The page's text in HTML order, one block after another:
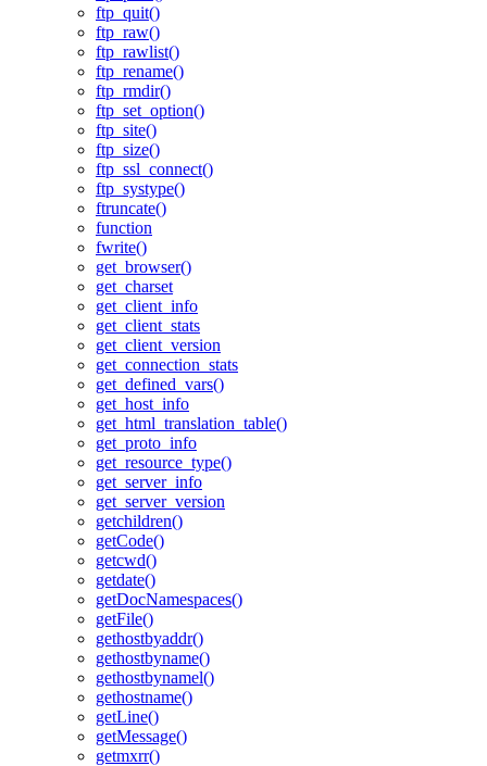
ftp_quit()
ftp_raw()
ftp_rawlist()
ftp_rename()
ftp_rmdir()
ftp_set_option()
ftp_site()
ftp_size()
ftp_ssl_connect()
ftp_systype()
ftruncate()
function
fwrite()
get_browser()
get_charset
get_client_info
get_client_stats
get_client_version
get_connection_stats
get_defined_vars()
get_host_info
get_html_translation_table()
get_proto_info
get_resource_type()
get_server_info
get_server_version
getchildren()
getCode()
getcwd()
getdate()
getDocNamespaces()
getFile()
gethostbyaddr()
gethostbyname()
gethostbynamel()
gethostname()
getLine()
getMessage()
getmxrr()